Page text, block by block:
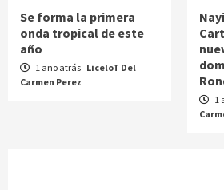
Se forma la primera
onda tropical de este
año
1 año atrás LiceloT Del
Carmen Perez
1